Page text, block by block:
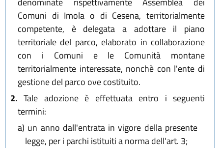
Comuni di Imola o di Cesena, territorialmente
competente, è delegata a adottare il piano
territoriale del parco, elaborato in collaborazione
con i Comuni e le Comunità montane
territorialmente interessate, nonchè con l'ente di
gestione del parco ove costituito.
2. Tale adozione è effettuata entro i seguenti
termini:
a) un anno dall'entrata in vigore della presente
legge, per i parchi istituiti a norma dell'art. 3;